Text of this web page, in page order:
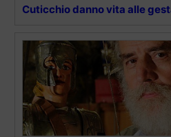
Cuticchio danno vita alle